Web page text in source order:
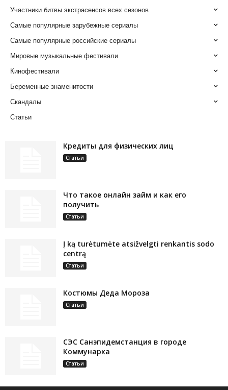
Участники битвы экстрасенсов всех сезонов
Самые популярные зарубежные сериалы
Самые популярные российские сериалы
Мировые музыкальные фестивали
Кинофестивали
Беременные знаменитости
Скандалы
Статьи
Кредиты для физических лиц
Статьи
Что такое онлайн займ и как его
получить
Статьи
Į ką turėtumėte atsižvelgti renkantis sodo
centrą
Статьи
Костюмы Деда Мороза
Статьи
СЭС Санэпидемстанция в городе
Коммунарка
Статьи